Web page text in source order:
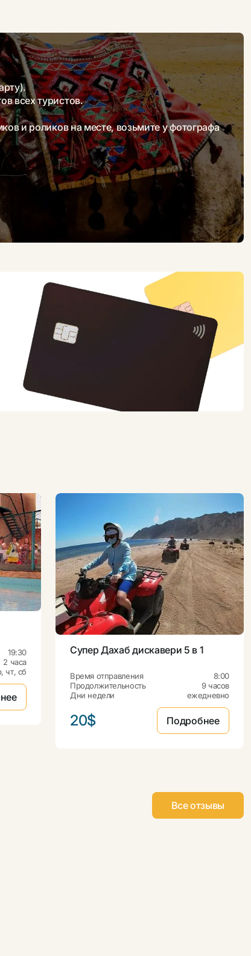
всех туристов.
и роликов на месте, возьмите у фотографа
19:30
2 часа
чт, сб
Супер Дахаб дискавери 5 в 1
Время отправления
8:00
Продолжительность
9 часов
Дни недели
ежедневно
20$ Подробнее
Все отзывы